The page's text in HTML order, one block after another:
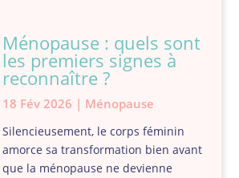
Ménopause : quels sont
les premiers signes à
reconnaître ?
18 Fév 2026 | Ménopause
Silencieusement, le corps féminin
amorce sa transformation bien avant
que la ménopause ne devienne